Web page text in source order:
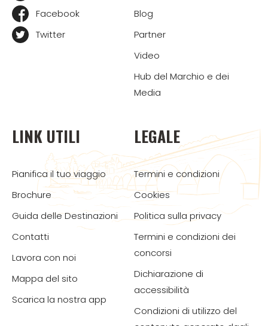
Facebook
Twitter
Blog
Partner
Video
Hub del Marchio e dei
Media
LINK UTILI
Pianifica il tuo viaggio
Brochure
Guida delle Destinazioni
Contatti
Lavora con noi
Mappa del sito
Scarica la nostra app
LEGALE
Termini e condizioni
Cookies
Politica sulla privacy
Termini e condizioni dei
concorsi
Dichiarazione di
accessibilità
Condizioni di utilizzo del